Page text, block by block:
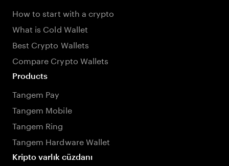
How to start with a crypto
What is Cold Wallet
Best Crypto Wallets
Compare Crypto Wallets
Products
Tangem Pay
Tangem Mobile
Tangem Ring
Tangem Hardware Wallet
Kripto varlık cüzdanı